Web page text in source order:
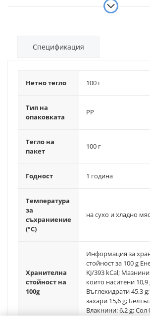
концентрат от ябълков сок* 39%,
парченца черен шоколад* 5% (какаова маса*,
бикарбонат), канела*.*сертифицирани био
да съдържа следи от черупки, фъстъци и
Спецификация
Нетно тегло 100 г
Тип на
опаковката
PP
Тегло на
пакет
100 г
Годност 1 година
Температура
за
съхраниение
(°C)
на сухо и хладно
Хранителна
стойност на
100g
Информация за
стойност за 100 g
KJ/393 kCal;
които наситени 10,9
Въглехидрати 45,3
захари 15,6 g;
Влакнини: 6,2 g; Сол